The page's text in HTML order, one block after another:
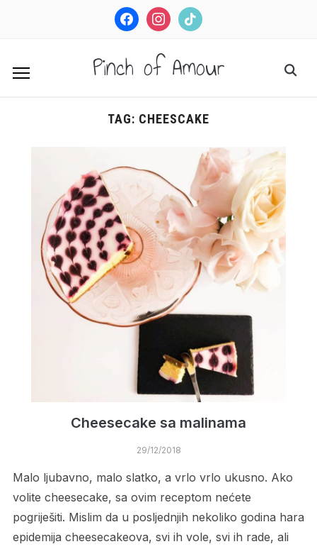
facebookinstagramtiktok
Pinch of Amour
TAG: CHEESCAKE
Cheesecake sa malinama
29/12/2018
Malo ljubavno, malo slatko, a vrlo vrlo ukusno. Ako
volite cheesecake, sa ovim receptom nećete
pogriješiti. Mislim da u posljednjih nekoliko godina hara
epidemija cheesecakeova, svi ih vole, svi ih rade, ali